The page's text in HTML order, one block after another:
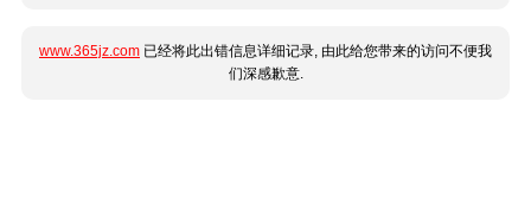
www.365jz.com 已经将此出错信息详细记录, 由此给您带来的访问不便我
们深感歉意.